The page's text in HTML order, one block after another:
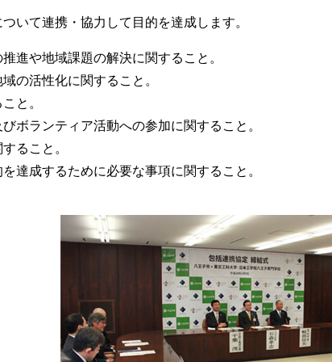
いて連携・協力して目的を達成します。
進や地域課題の解決に関すること。
の活性化に関すること。
と。
びボランティア活動への参加に関すること。
ること。
を達成するために必要な事項に関すること。